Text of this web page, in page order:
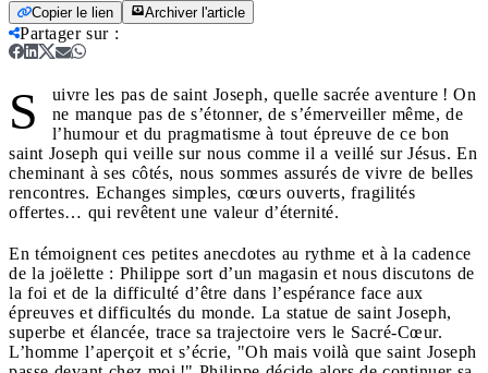
Copier le lien Archiver l'article
Partager sur:
S
uivre les pas de saint Joseph, quelle sacrée aventure ! On
ne manque pas de s’étonner, de s’émerveiller même, de
l’humour et du pragmatisme à tout épreuve de ce bon
saint Joseph qui veille sur nous comme il a veillé sur Jésus. En
cheminant à ses côtés, nous sommes assurés de vivre de belles
rencontres. Echanges simples, cœurs ouverts, fragilités
offertes… qui revêtent une valeur d’éternité.
En témoignent ces petites anecdotes au rythme et à la cadence
de la joëlette : Philippe sort d’un magasin et nous discutons de
la foi et de la difficulté d’être dans l’espérance face aux
épreuves et difficultés du monde. La statue de saint Joseph,
superbe et élancée, trace sa trajectoire vers le Sacré-Cœur.
L’homme l’aperçoit et s’écrie, "Oh mais voilà que saint Joseph